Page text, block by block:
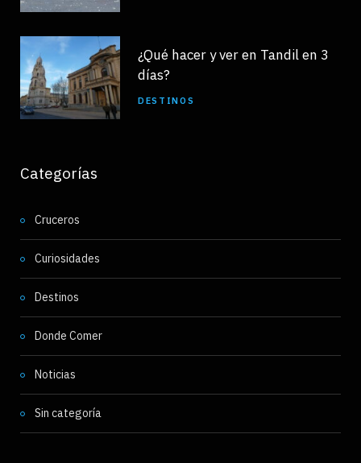
¿Qué hacer y ver en Tandil en 3
días?
DESTINOS
Categorías
Cruceros
Curiosidades
Destinos
Donde Comer
Noticias
Sin categoría